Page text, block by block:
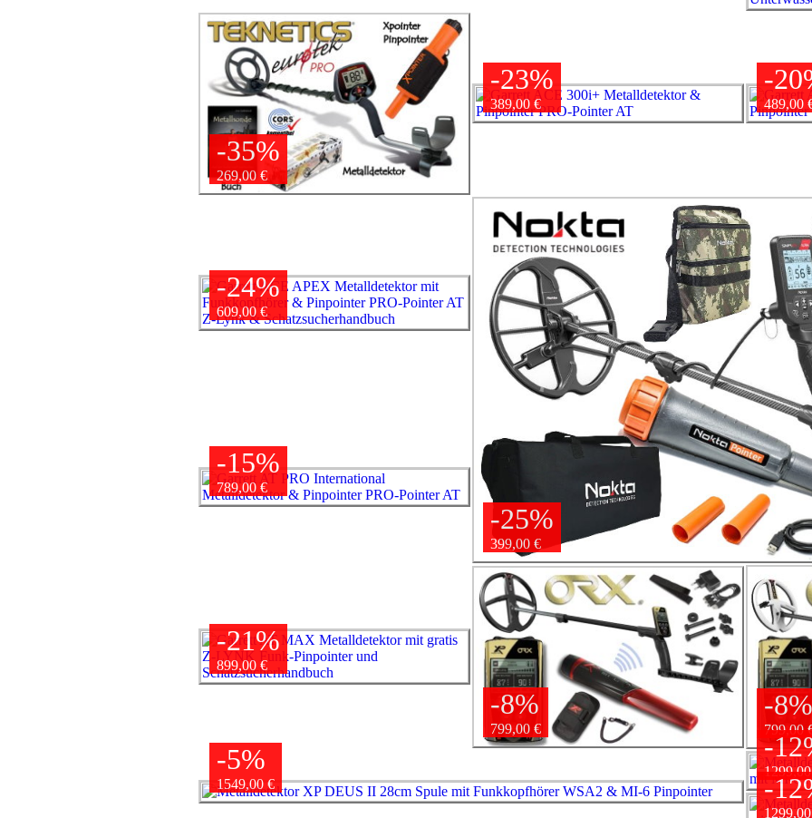
-35%
269,00 €
-23%
389,00 €
-
489,00
-24%
609,00 €
-25%
399,00 €
-15%
789,00 €
-21%
899,00 €
-8%
799,00 €
-8%
799,00
-5%
1549,00 €
-
-